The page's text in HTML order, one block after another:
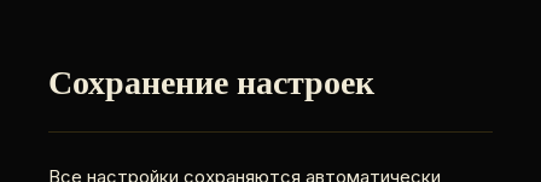
Сохранение настроек
Все настройки сохраняются автоматически